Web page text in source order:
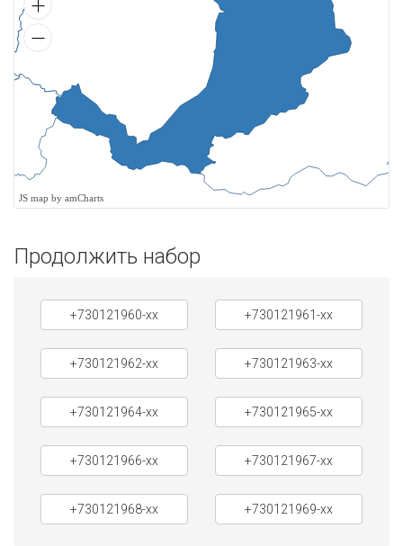
JS map by amCharts
Продолжить набор
+730121960-xx +730121961-xx
+730121962-xx +730121963-xx
+730121964-xx +730121965-xx
+730121966-xx +730121967-xx
+730121968-xx +730121969-xx